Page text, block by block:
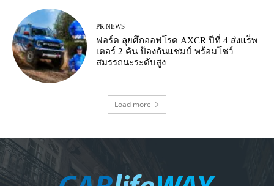
PR NEWS
ฟอร์ด ลุยศึกออฟโรด AXCR ปีที่ 4 ส่งแร็พ
เตอร์ 2 คัน ป้องกันแชมป์ พร้อมโชว์
สมรรถนะระดับสูง
Load more